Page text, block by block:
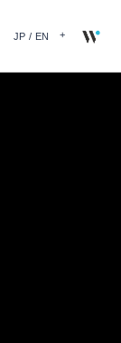
JP / EN